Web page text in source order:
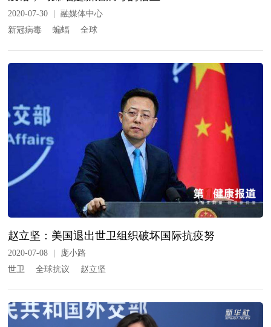
2020-07-30 |
融媒体中心
新冠病毒
蝙蝠 全球
赵立坚：美国退出世卫组织破坏国际抗疫努
2020-07-08
庞小路
世卫
全球抗议 赵立坚